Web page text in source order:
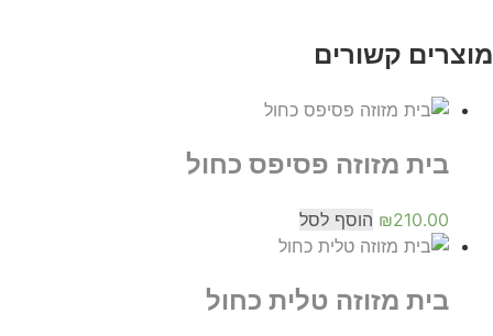
מוצרים קשורים
בית מזוזה פסיפס כחול
₪210.00 הוסף לסל
בית מזוזה טלית כחול